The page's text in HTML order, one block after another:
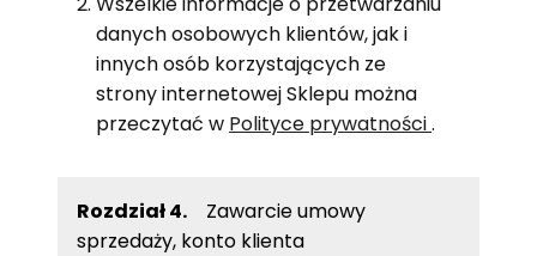
danych osobowych klientów, jak i
innych osób korzystających ze
strony internetowej Sklepu można
przeczytać w Polityce prywatności.
Rozdział 4.
Zawarcie umowy
sprzedaży, konto klienta